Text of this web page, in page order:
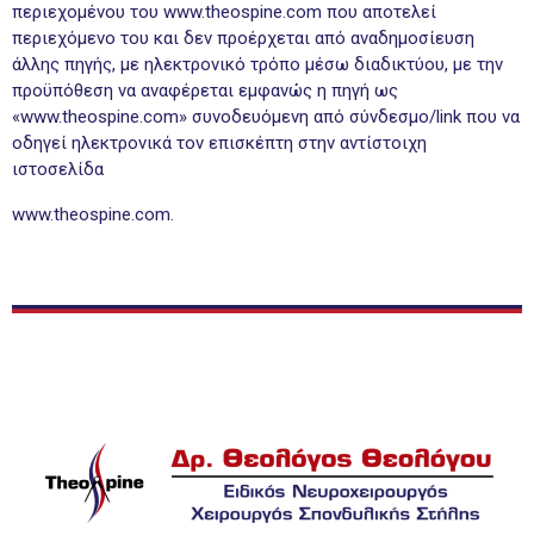
περιεχομένου τoυ www.theospine.com που αποτελεί
περιεχόμενο του και δεν προέρχεται από αναδημοσίευση
άλλης πηγής, με ηλεκτρονικό τρόπο μέσω διαδικτύου, με την
προϋπόθεση να αναφέρεται εμφανώς η πηγή ως
«www.theospine.com» συνοδευόμενη από σύνδεσμο/link που να
οδηγεί ηλεκτρονικά τον επισκέπτη στην αντίστοιχη
ιστοσελίδα
www.theospine.com.